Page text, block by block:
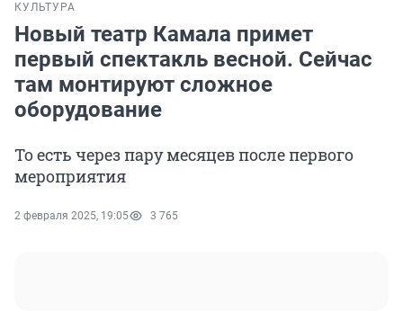
КУЛЬТУРА
Новый театр Камала примет
первый спектакль весной. Сейчас
там монтируют сложное
оборудование
То есть через пару месяцев после первого
мероприятия
2 февраля 2025, 19:05 3 765